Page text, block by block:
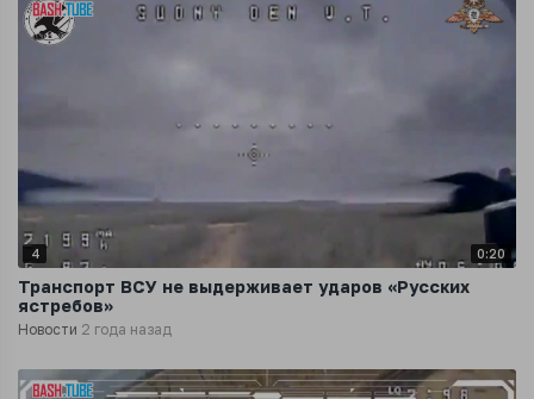
4 0:20
Транспорт ВСУ не выдерживает ударов «Русских
ястребов»
Новости 2 года назад